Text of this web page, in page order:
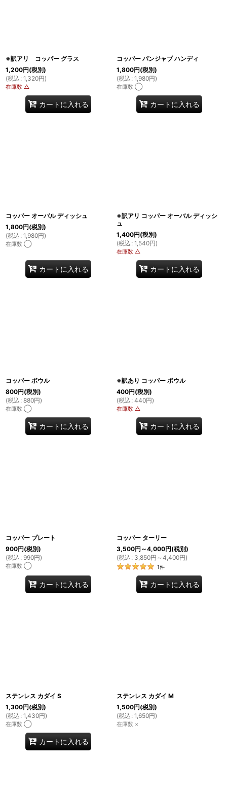
※訳アリ コッパー グラス
1,200円(税別)
(税込 : 1,320円)
在庫数 △
カートに入れる
コッパー パンジャブ ハンディ
1,800円(税別)
(税込 : 1,980円)
在庫数 ◯
カートに入れる
コッパー オーバル ディッシュ
1,800円(税別)
(税込 : 1,980円)
在庫数 ◯
カートに入れる
※訳アリ コッパー オーバル ディッシ
ュ
1,400円(税別)
(税込 : 1,540円)
在庫数 △
カートに入れる
コッパー ボウル
800円(税別)
(税込 : 880円)
在庫数 ◯
カートに入れる
※訳あり コッパー ボウル
400円(税別)
(税込 : 440円)
在庫数 △
カートに入れる
コッパー プレート
900円(税別)
(税込 : 990円)
在庫数 ◯
カートに入れる
コッパー ターリー
3,500円 ～4,000円(税別)
(税込 : 3,850円 ～4,400円)
1件
カートに入れる
ステンレス カダイ S
1,300円(税別)
(税込 : 1,430円)
在庫数 ◯
カートに入れる
ステンレス カダイ M
1,500円(税別)
(税込 : 1,650円)
在庫数 ×